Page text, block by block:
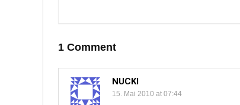
1 Comment
NUCKI
15. Mai 2010 at 07:44